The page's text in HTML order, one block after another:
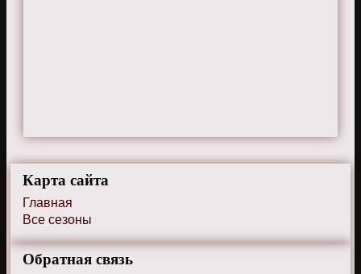
Карта сайта
Главная
Все сезоны
Обратная связь